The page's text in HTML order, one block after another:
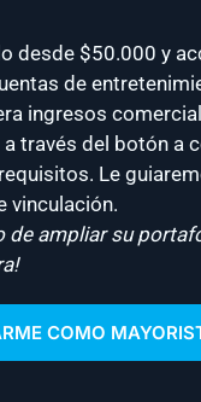
desde $50.000 y
de
ingresos
través del botón a
Le
vinculación.
de ampliar su
COMO